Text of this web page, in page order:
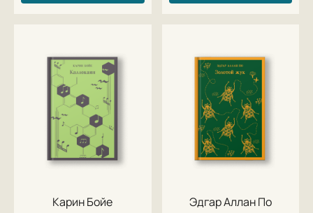
Карин Бойе
Эдгар Аллан По